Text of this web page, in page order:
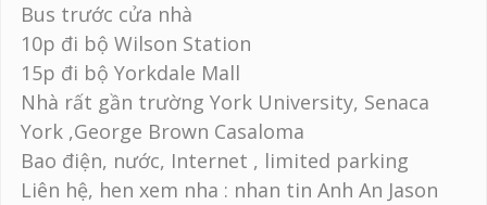
Bus trước cửa nhà
10p đi bộ Wilson Station
15p đi bộ Yorkdale Mall
Nhà rất gần trường York University, Senaca
York ,George Brown Casaloma
Bao điện, nước, Internet , limited parking
Liên hệ, hen xem nha : nhan tin Anh An Jason